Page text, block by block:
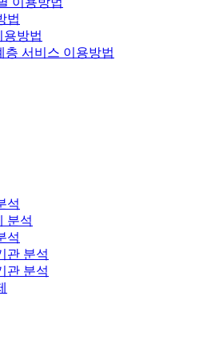
법
용방법
층 서비스 이용방법
석
분석
석
관 분석
관 분석